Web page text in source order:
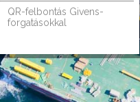
QR-felbontás Givens-
forgatásokkal